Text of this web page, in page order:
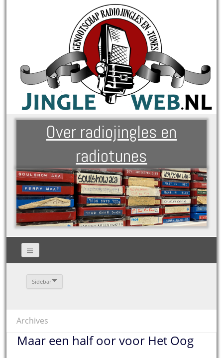
Over radiojingles en
radiotunes
Sidebar
Archives
Maar een half oor voor Het Oog